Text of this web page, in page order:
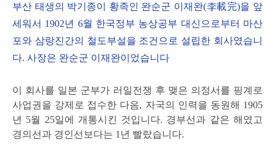
부산 태생의 박기종이 황족인 완순군 이재완(李載完)을 앞
세워서 1902년 6월 한국정부 농상공부 대신으로부터 마산
포와 삼랑진간의 철도부설을 조건으로 설립한 회사였습니
다. 사장은 완순군 이재완이었습니다
이 회사를 일본 군부가 러일전쟁 후 맺은 의정서를 핑계로
사업권을 강제로 접수한 다음, 자국의 인력을 동원해 1905
년 5월 25일에 개통시킨 것입니다. 경부선과 같은 해였고
경의선과 경인선보다는 1년 빨랐습니다.